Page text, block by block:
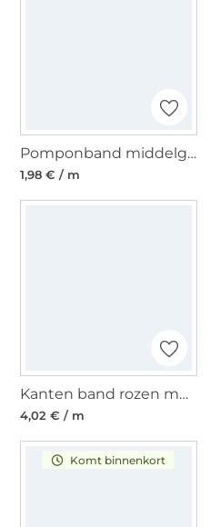
Pomponband middelgroot, 20 mm, zwart
1,98 € / m
Kanten band rozen met parels, gebroken wit 30 mm
4,02 € / m
Komt binnenkort